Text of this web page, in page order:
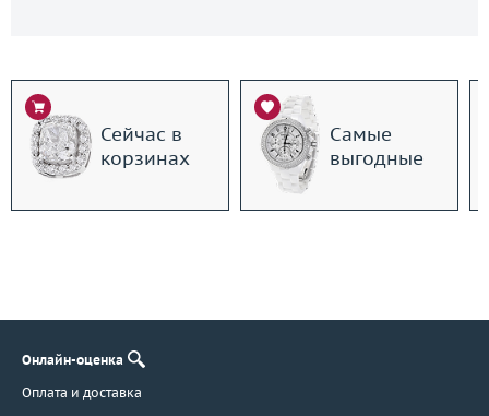
Сейчас в
корзинах
Самые
выгодные
Онлайн-оценка
Оплата и доставка